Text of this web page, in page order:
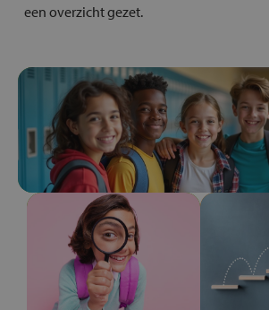
een overzicht gezet.